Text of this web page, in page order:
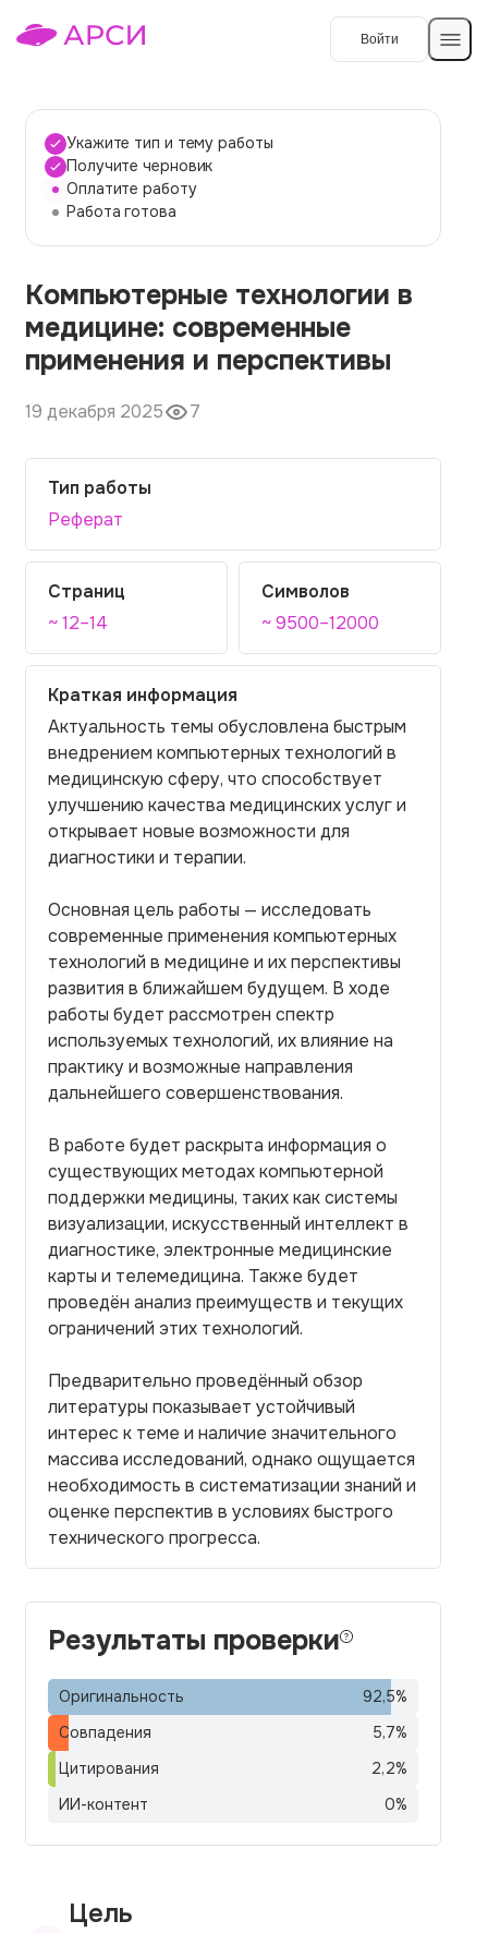
Войти
Темы работ
О сервисе
О компании
Наши гарантии
Вопросы и ответы
Контакты
Укажите тип и тему работы
Получите черновик
Оплатите работу
Работа готова
Компьютерные технологии в
медицине: современные
применения и перспективы
19 декабря 2025 7
Тип работы
Реферат
Страниц
~ 12–14
Символов
~ 9500–12000
Краткая информация
Актуальность темы обусловлена быстрым
внедрением компьютерных технологий в
медицинскую сферу, что способствует
улучшению качества медицинских услуг и
открывает новые возможности для
диагностики и терапии.
Основная цель работы — исследовать
современные применения компьютерных
технологий в медицине и их перспективы
развития в ближайшем будущем. В ходе
работы будет рассмотрен спектр
используемых технологий, их влияние на
практику и возможные направления
дальнейшего совершенствования.
В работе будет раскрыта информация о
существующих методах компьютерной
поддержки медицины, таких как системы
визуализации, искусственный интеллект в
диагностике, электронные медицинские
карты и телемедицина. Также будет
проведён анализ преимуществ и текущих
ограничений этих технологий.
Предварительно проведённый обзор
литературы показывает устойчивый
интерес к теме и наличие значительного
массива исследований, однако ощущается
необходимость в систематизации знаний и
оценке перспектив в условиях быстрого
технического прогресса.
Результаты проверки
Оригинальность 92,5%
Совпадения
5,7%
Цитирования
2,2%
ИИ-контент
0%
Цель